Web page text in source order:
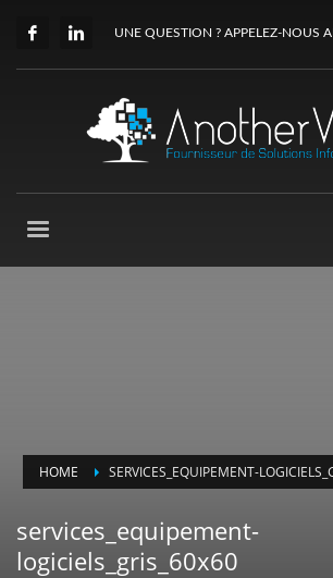
UNE QUESTION ? APPELEZ-NOUS
HOME SERVICES_EQUIPEMENT-
services_equipement-
logiciels_gris_60x60